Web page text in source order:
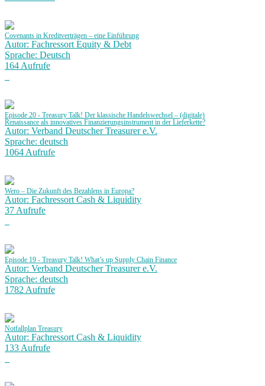
Covenants in Kreditverträgen – eine Einführung
Autor: Fachressort Equity & Debt
Sprache: Deutsch
164 Aufrufe
Episode 20 - Treasury Talk! Der klassische Handelswechsel – (digitale)
Renaissance als innovatives Finanzierungsinstrument in der Lieferkette?
Autor: Verband Deutscher Treasurer e.V.
Sprache: deutsch
1064 Aufrufe
Wero – Die Zukunft des Bezahlens in Europa?
Autor: Fachressort Cash & Liquidity
37 Aufrufe
Episode 19 - Treasury Talk! What’s up Supply Chain Finance
Autor: Verband Deutscher Treasurer e.V.
Sprache: deutsch
1782 Aufrufe
Notfallplan Treasury
Autor: Fachressort Cash & Liquidity
133 Aufrufe